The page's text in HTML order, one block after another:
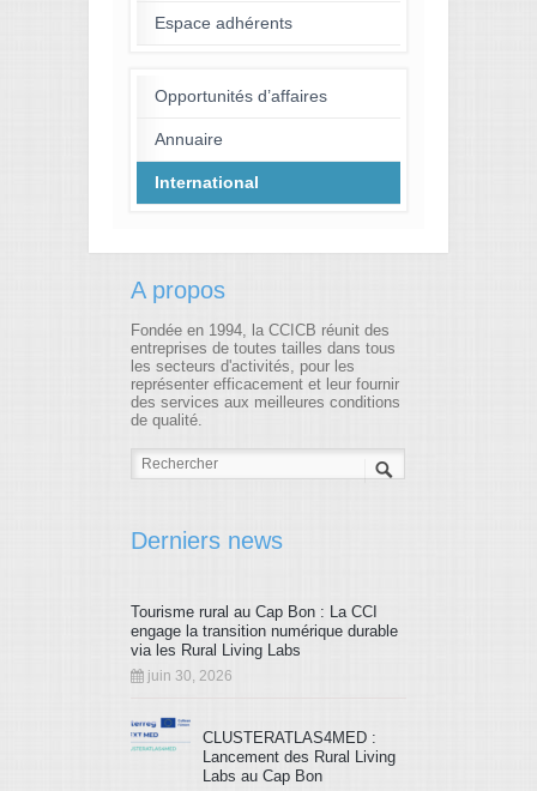
Espace adhérents
Opportunités d’affaires
Annuaire
International
A propos
Fondée en 1994, la CCICB réunit des
entreprises de toutes tailles dans tous
les secteurs d'activités, pour les
représenter efficacement et leur fournir
des services aux meilleures conditions
de qualité.
Derniers news
Tourisme rural au Cap Bon : La CCI
engage la transition numérique durable
via les Rural Living Labs
juin 30, 2026
CLUSTERATLAS4MED :
Lancement des Rural Living
Labs au Cap Bon